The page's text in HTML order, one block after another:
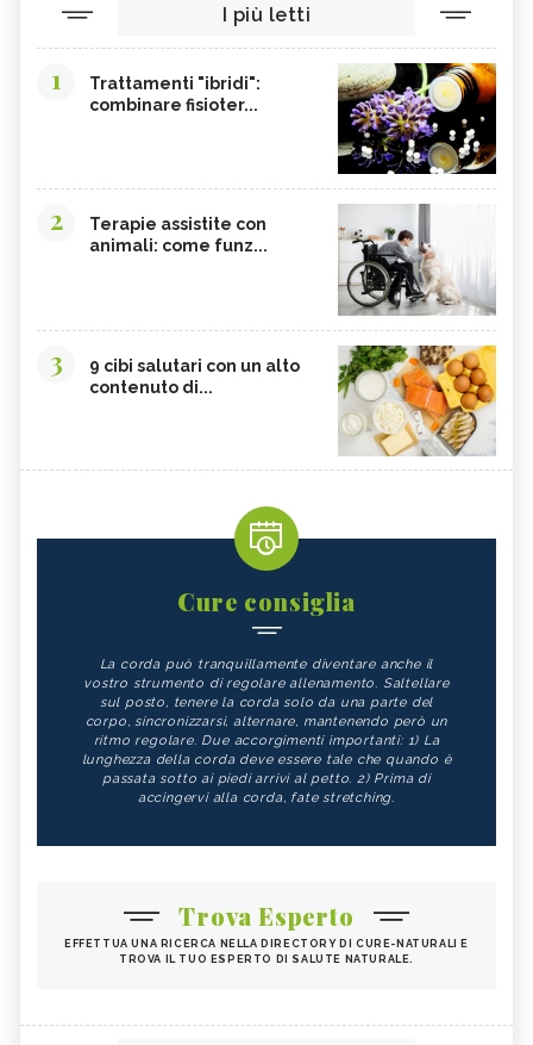
I più letti
1
Trattamenti "ibridi":
combinare fisioter...
2
Terapie assistite con
animali: come funz...
3
9 cibi salutari con un alto
contenuto di...
Cure consiglia
La corda può tranquillamente diventare anche il
vostro strumento di regolare allenamento. Saltellare
sul posto, tenere la corda solo da una parte del
corpo, sincronizzarsi, alternare, mantenendo però un
ritmo regolare. Due accorgimenti importanti: 1) La
lunghezza della corda deve essere tale che quando è
passata sotto ai piedi arrivi al petto. 2) Prima di
accingervi alla corda, fate stretching.
Trova Esperto
EFFETTUA UNA RICERCA NELLA DIRECTORY DI CURE-NATURALI E
TROVA IL TUO ESPERTO DI SALUTE NATURALE.